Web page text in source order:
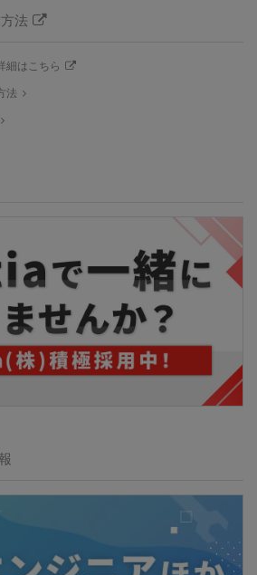
法
細はこちら
法